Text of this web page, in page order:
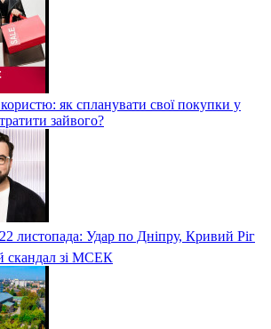
як спланувати свої покупки у
зайвого?
листопада: Удар по Дніпру, Кривий Ріг
скандал зі МСЕК